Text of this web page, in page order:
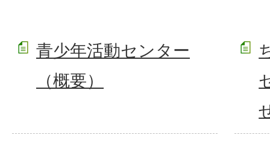
青少年活動センター
（概要）